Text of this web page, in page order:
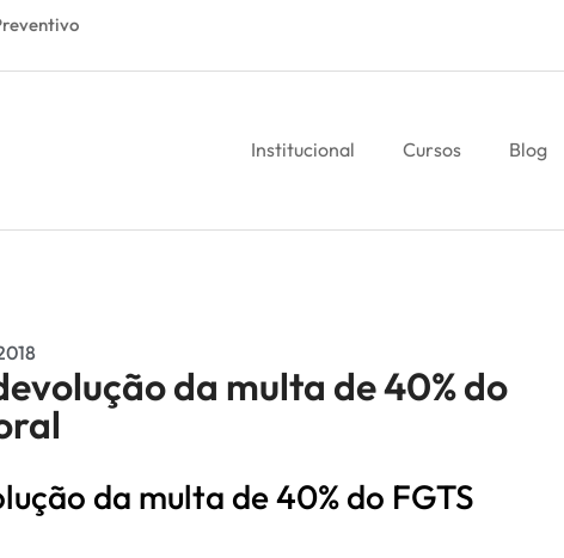
Institucional Cursos Blog
da multa de 40% do
da multa de 40% do FGTS